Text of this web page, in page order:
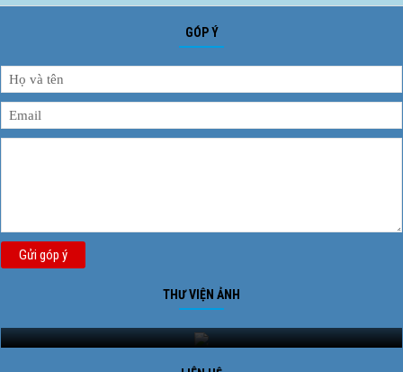
GÓP Ý
Gửi góp ý
THƯ VIỆN ẢNH